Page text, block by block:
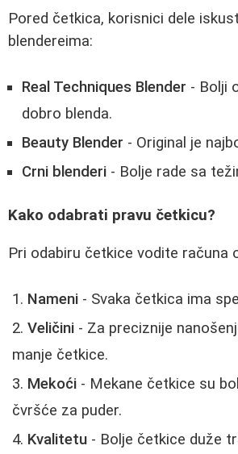
Pored četkica, korisnici dele
blendereima:
Real Techniques Blender - Bolji
dobro blenda.
Beauty Blender - Original je
Crni blenderi - Bolje rade sa
Kako odabrati pravu četkicu?
Pri odabiru četkice vodite računa
Nameni - Svaka četkica ima
Veličini - Za preciznije
manje četkice.
Mekoći - Mekane četkice su
čvršće za puder.
Kvalitetu - Bolje četkice duže